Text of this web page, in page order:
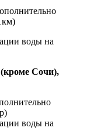
воды на
Сочи),
воды на